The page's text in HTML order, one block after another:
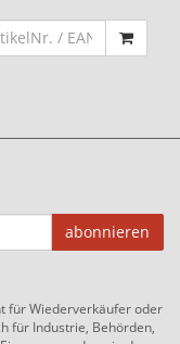
abonnieren
für Wiederverkäufer oder
für Industrie, Behörden,